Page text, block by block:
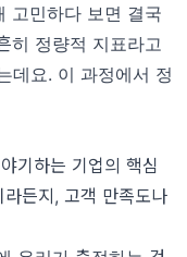
고민하다 보면 결국
히 정량적 지표라고
데요. 이 과정에서 정
기하는 기업의 핵심
든지, 고객 만족도나